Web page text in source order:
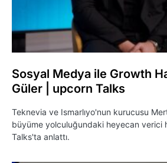
Sosyal Medya ile Growth
Güler | upcorn Talks
Teknevia ve Ismarlıyo'nun kurucusu
büyüme yolculuğundaki heyecan verici
Talks'ta anlattı.